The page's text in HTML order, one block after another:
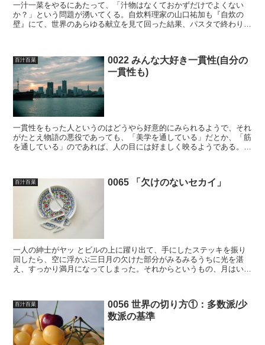
一汁一菜をやるにあたって、「汁物はなくておかずだけでよくない
か？」という問題が湧いてくる。自炊料理家の山口祐加も『自炊の
壁』にて、世界のあらゆる献立を見て回った結果、パスタで終わり、
百汁百菜
0022 みんな大好き一貫性(自分の
一貫性も)
一貫性をもった人というのはどうやら好意的にみられるようで、それ
がたとえ物語の悪役であっても、「美学を通している」だとか、「筋
を通している」のであれば、人の目には好ましく映るようである。と
百汁百菜 0065 「欠けのないセカイ」
一人の紳士がヤッ とビルの上に躍り出て、手にしたステッキを振り
回したら、空に浮かぶ三日月の欠けた部分がみるみるうちに光を湛
え、すっかり満月になってしまった。それからというもの、月はいつ
百汁百菜
0056 世界の切り方①：多数派/少
数派の基準